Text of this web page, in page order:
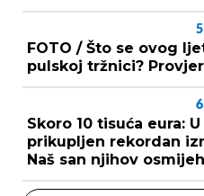
FOTO / Što se ovog
pulskoj tržnici?
Skoro 10 tisuća eura:
prikupljen rekordan
Naš san njihov osmijeh